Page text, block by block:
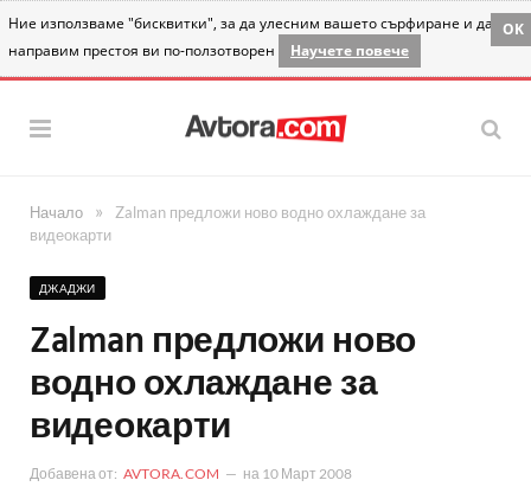
Ние използваме "бисквитки", за да улесним вашето сърфиране и да
направим престоя ви по-ползотворен
Научете повече
OK
Начало »
Zalman предложи ново водно охлаждане за
видеокарти
ДЖАДЖИ
Zalman предложи ново
водно охлаждане за
видеокарти
Добавена от: AVTORA.COM на 10 Март 2008